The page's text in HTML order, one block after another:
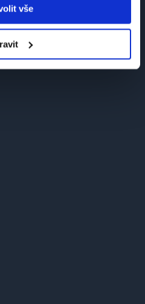
vše